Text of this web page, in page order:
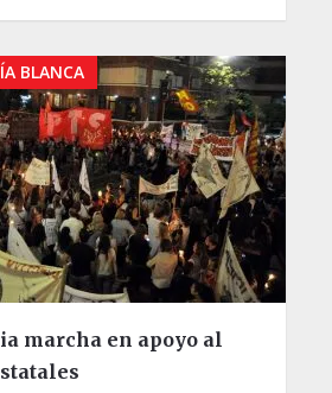
BLANCA
marcha en apoyo al